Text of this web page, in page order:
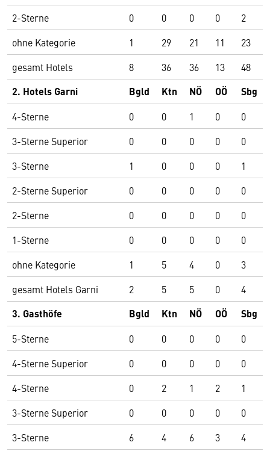
2-Sterne
0 0 0 0 2
ohne Kategorie
1 29 21 11 23
gesamt Hotels
8 36 36 13 48
2. Hotels Garni Bgld Ktn NÖ OÖ Sbg
4-Sterne 0 0 1 0 0
3-Sterne Superior
0 0 0 0 0
3-Sterne
1 0 0 0 1
2-Sterne Superior
0 0 0 0 0
2-Sterne
0 0 0 0 0
1-Sterne
0 0 0 0 0
ohne Kategorie
1 5 4 0 3
gesamt Hotels Garni
2 5 5 0 4
3. Gasthöfe Bgld Ktn NÖ OÖ Sbg
5-Sterne 0 0 0 0 0
4-Sterne Superior
0 0 0 0 0
4-Sterne
0 2 1 2 1
3-Sterne Superior
0 0 0 0 0
3-Sterne
6 4 6 3 4